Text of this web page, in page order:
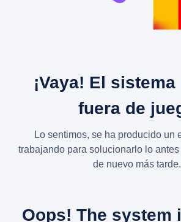
¡Vaya! El
fuera de
Lo sentimos, se ha producido un
trabajando para solucionarlo lo
de nuevo más tarde.
Oops! The system